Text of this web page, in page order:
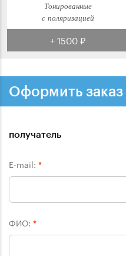
Тонированные
с поляризацией
+ 1500 ₽
Оформить заказ
получатель
E-mail: *
ФИО: *